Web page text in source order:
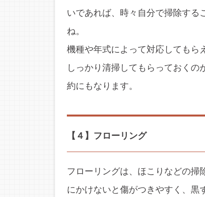
いであれば、時々自分で掃除する
ね。
機種や年式によって対応してもら
しっかり清掃してもらっておく
約にもなります。
【４】フローリング
フローリングは、ほこりなどの掃
にかけないと傷がつきやすく、黒